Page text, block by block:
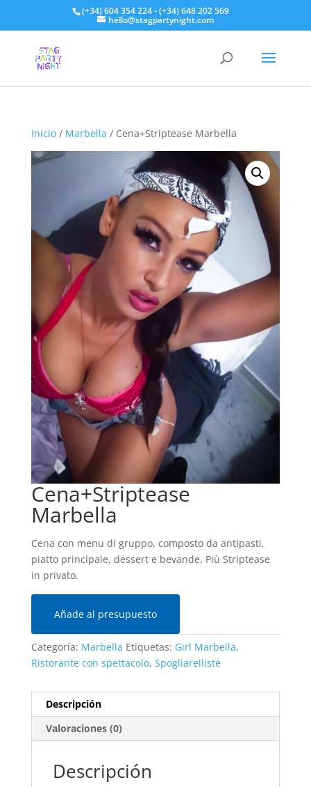
(+34) 604 354 224 - (+34) 648 202 569
hello@stagpartynight.com
Inicio/ Marbella / Cena+Striptease Marbella
Cena+Striptease
Marbella
Cena con menu di gruppo, composto da antipasti,
piatto principale, dessert e bevande. Più Striptease
in privato.
Añade al presupuesto
Categoría: Marbella Etiquetas: Girl Marbella,
Ristorante con spettacolo, Spogliarelliste
Descripción
Valoraciones (0)
Descripción